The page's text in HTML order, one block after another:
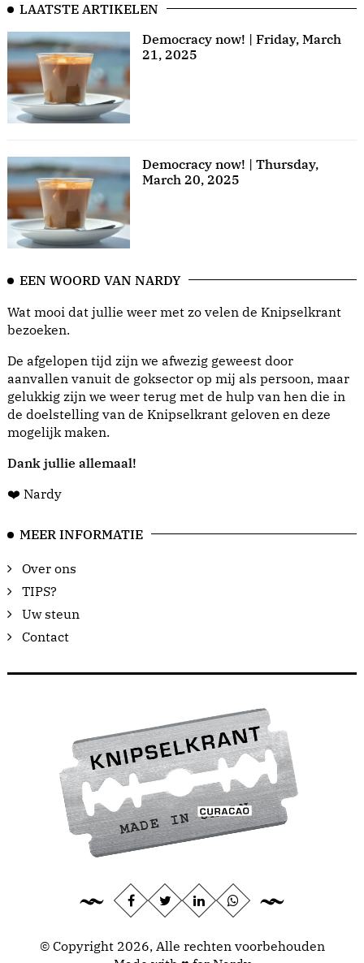
LAATSTE ARTIKELEN
Democracy now! | Friday, March
21, 2025
Democracy now! | Thursday,
March 20, 2025
EEN WOORD VAN NARDY
Wat mooi dat jullie weer met zo velen de Knipselkrant
bezoeken.
De afgelopen tijd zijn we afwezig geweest door
aanvallen vanuit de goksector op mij als persoon, maar
gelukkig zijn we weer terug met de hulp van hen die in
de doelstelling van de Knipselkrant geloven en deze
mogelijk maken.
Dank jullie allemaal!
❤️ Nardy
MEER INFORMATIE
Over ons
TIPS?
Uw steun
Contact
© Copyright 2026, Alle rechten voorbehouden